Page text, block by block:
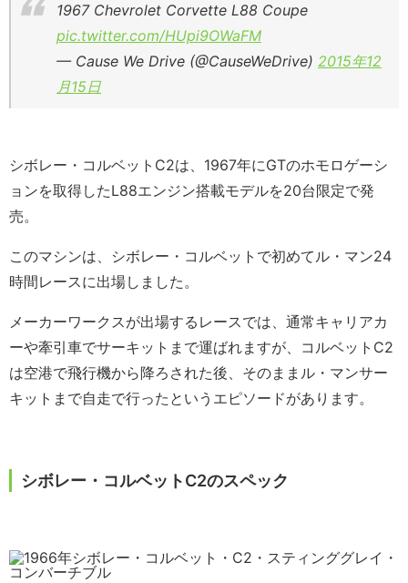
1967 Chevrolet Corvette L88 Coupe
pic.twitter.com/HUpi9OWaFM
— Cause We Drive (@CauseWeDrive) 2015年12
月15日
シボレー・コルベットC2は、1967年にGTのホモロゲーシ
ョンを取得したL88エンジン搭載モデルを20台限定で発
売。
このマシンは、シボレー・コルベットで初めてル・マン24
時間レースに出場しました。
メーカーワークスが出場するレースでは、通常キャリアカ
ーや牽引車でサーキットまで運ばれますが、コルベットC2
は空港で飛行機から降ろされた後、そのままル・マンサー
キットまで自走で行ったというエピソードがあります。
シボレー・コルベットC2のスペック